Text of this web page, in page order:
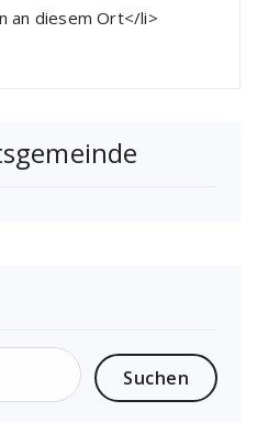
an diesem Ort</li>